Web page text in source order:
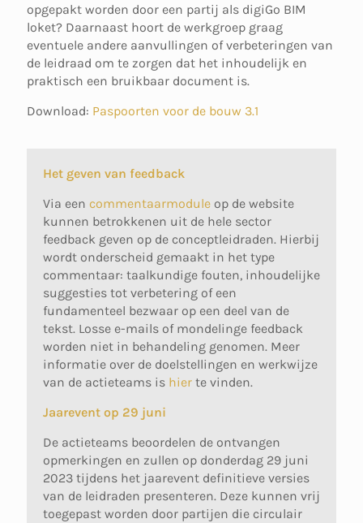
opgepakt worden door een partij als digiGo BIM
loket? Daarnaast hoort de werkgroep graag
eventuele andere aanvullingen of verbeteringen van
de leidraad om te zorgen dat het inhoudelijk en
praktisch een bruikbaar document is.
Download: Paspoorten voor de bouw 3.1
Het geven van feedback
Via een commentaarmodule op de website
kunnen betrokkenen uit de hele sector
feedback geven op de conceptleidraden. Hierbij
wordt onderscheid gemaakt in het type
commentaar: taalkundige fouten, inhoudelijke
suggesties tot verbetering of een
fundamenteel bezwaar op een deel van de
tekst. Losse e-mails of mondelinge feedback
worden niet in behandeling genomen. Meer
informatie over de doelstellingen en werkwijze
van de actieteams is hier te vinden.
Jaarevent op 29 juni
De actieteams beoordelen de ontvangen
opmerkingen en zullen op donderdag 29 juni
2023 tijdens het jaarevent definitieve versies
van de leidraden presenteren. Deze kunnen vrij
toegepast worden door partijen die circulair